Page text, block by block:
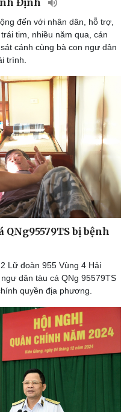
Công nghệ
Tin Công nghệ
Trải nghiệm
Chuyển đổi số
Định
đến với nhân dân, hỗ trợ,
tim, nhiều năm qua, cán
cánh cùng bà con ngư dân
trình.
QNg95579TS bị bệnh
Lữ đoàn 955 Vùng 4 Hải
dân tàu cá QNg 95579TS
quyền địa phương.